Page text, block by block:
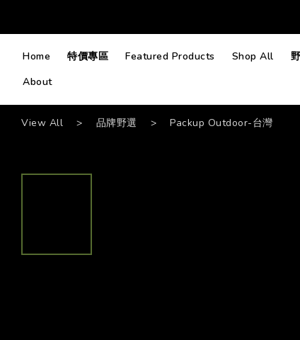
Home 特價專區 Featured Products Shop All
About
View All > 品牌野選 > Packup Outdoor-台灣